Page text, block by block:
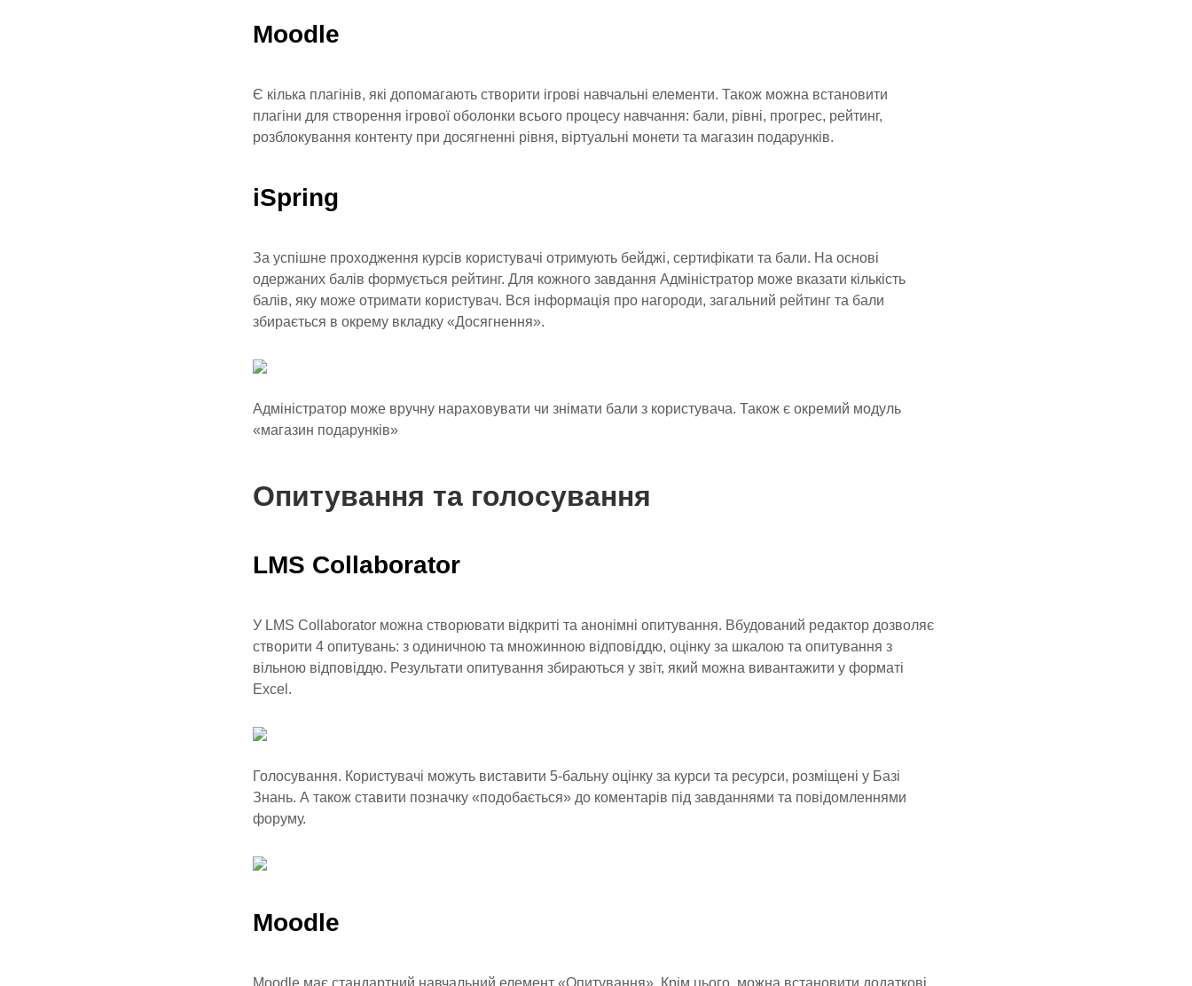
Moodle
Є кілька плагінів, які допомагають створити ігрові навчальні елементи. Також можна встановити
плагіни для створення ігрової оболонки всього процесу навчання: бали, рівні, прогрес, рейтинг,
розблокування контенту при досягненні рівня, віртуальні монети та магазин подарунків.
iSpring
За успішне проходження курсів користувачі отримують бейджі, сертифікати та бали. На основі
одержаних балів формується рейтинг. Для кожного завдання Адміністратор може вказати кількість
балів, яку може отримати користувач. Вся інформація про нагороди, загальний рейтинг та бали
збирається в окрему вкладку «Досягнення».
Адміністратор може вручну нараховувати чи знімати бали з користувача. Також є окремий модуль
«магазин подарунків»
Опитування та голосування
LMS Collaborator
У LMS Collaborator можна створювати відкриті та анонімні опитування. Вбудований редактор дозволяє
створити 4 опитувань: з одиничною та множинною відповіддю, оцінку за шкалою та опитування з
вільною відповіддю. Результати опитування збираються у звіт, який можна вивантажити у форматі
Excel.
Голосування. Користувачі можуть виставити 5-бальну оцінку за курси та ресурси, розміщені у Базі
Знань. А також ставити позначку «подобається» до коментарів під завданнями та повідомленнями
форуму.
Moodle
Moodle має стандартний навчальний елемент «Опитування». Крім цього, можна встановити додаткові